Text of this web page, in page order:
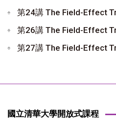
第24講 The Field-Effect
第26講 The Field-Effect
第27講 The Field-Effect
國立清華大學開放式課程